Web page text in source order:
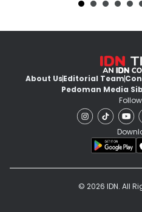
About UsEditorial Team
Pedoman Media
© 2026 IDN. All